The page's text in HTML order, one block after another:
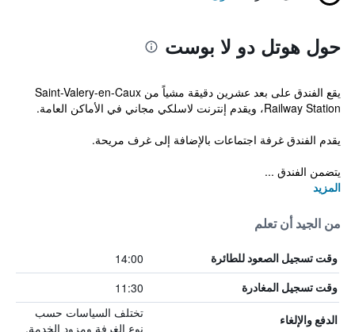
حول هوتل دو لا بوست
يقع الفندق على بعد عشرين دقيقة مشياً من Saint-Valery-en-Caux
Railway Station، ويقدم إنترنت لاسلكي مجاني في الأماكن العامة.
يقدم الفندق غرفة اجتماعات بالإضافة إلى غرف مريحة.
يتضمن الفندق ...
المزيد
من الجيد أن تعلم
وقت تسجيل الصعود للطائرة 14:00
وقت تسجيل المغادرة 11:30
الدفع والإلغاء
تختلف السياسات حسب
نوع الغرفة ومزود الخدمة.